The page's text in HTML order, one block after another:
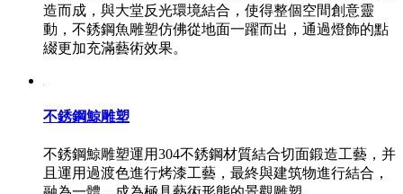
造而成，與大堂反光環境結合，使得整個空間創意靈
動，不銹鋼魚雕塑仿佛從地面一躍而出，通過燈飾的點
綴更加充滿藝術效果。
不銹鋼鯨雕塑
不銹鋼鯨雕塑運用304不銹鋼材質結合切面鍛造工藝，并
且運用過渡色進行烤漆工藝，最終與建筑物進行結合，